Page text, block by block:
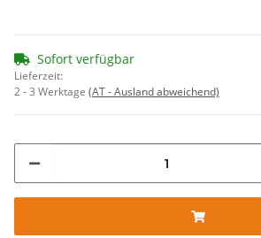
Sofort verfügbar
Lieferzeit:
2 - 3 Werktage (AT - Ausland abweichend)